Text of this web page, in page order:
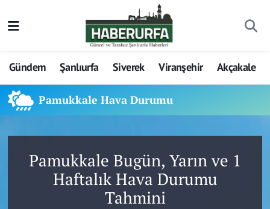
Gündem Şanlıurfa Siverek Viranşehir Akçakale
Pamukkale Hava Durumu
Pamukkale Bugün, Yarın ve 1
Haftalık Hava Durumu
Tahmini